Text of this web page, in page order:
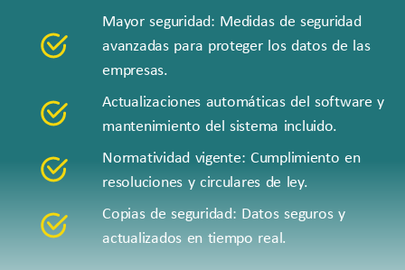
Mayor seguridad: Medidas de seguridad
avanzadas para proteger los datos de las
empresas.
Actualizaciones automáticas del software y
mantenimiento del sistema incluido.
Normatividad vigente: Cumplimiento en
resoluciones y circulares de ley.
Copias de seguridad: Datos seguros y
actualizados en tiempo real.